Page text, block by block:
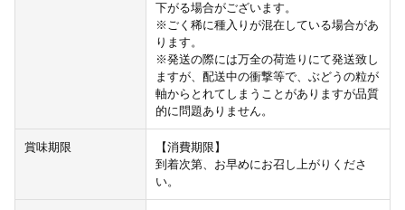
下がる場合がございます。
※ごく稀に種入りが混在している場合があ
ります。
※発送の際には万全の荷造りにて発送致し
ますが、配送中の衝撃等で、ぶどうの粒が
軸からとれてしまうことがありますが品質
的に問題ありません。
賞味期限
【消費期限】
到着次第、お早めにお召し上がりくださ
い。